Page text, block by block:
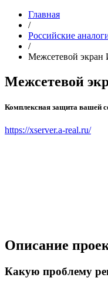
Главная
/
Российские
/
Межсетевой
Межсетевой
Комплексная защита вашей
https://xserver.a-real.ru/
Описание
Какую проблему